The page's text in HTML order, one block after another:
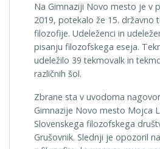
Na Gimnaziji Novo mesto je v
2019, potekalo že 15. državno
filozofije. Udeleženci in
pisanju filozofskega eseja.
udeležilo 39 tekmovalk in
različnih šol.
Zbrane sta v uvodoma
Gimnazije Novo mesto Mojca
Slovenskega filozofskega
Grušovnik. Slednji je opozoril